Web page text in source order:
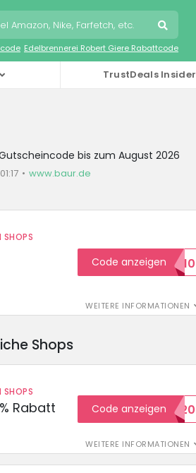
Edelbrennerei Robert Giere Rabattcode
TrustDeals Insider
bis zum August 2026
www.baur.de
SHOPS
WEITERE INFORMATIONEN
Code anzeigenHELLO10
Shops
SHOPS
Rabatt
WEITERE INFORMATIONEN
Code anzeigen
WELCOME20